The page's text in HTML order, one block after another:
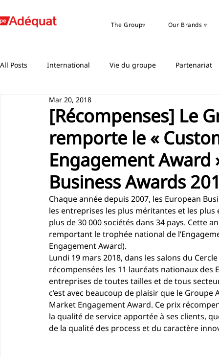
The Group▿ Our Brands ▿
All Posts International Vie du groupe Partenariat
[Récompenses] Le
remporte le «
Engagement Award
Business Awards
Mar 20, 2018
Chaque année depuis 2007, les European
les entreprises les plus méritantes et les
plus de 30 000 sociétés dans 34 pays. Cette
remportant le trophée national de
Engagement Award).
Lundi 19 mars 2018, dans les salons du
récompensées les 11 lauréats nationaux des
entreprises de toutes tailles et de tous
c’est avec beaucoup de plaisir que le
Market Engagement Award. Ce prix
la qualité de service apportée à ses clients,
de la qualité des process et du caractère